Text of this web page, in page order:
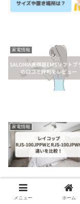
家電情報
家電情報
家電情報
メニュー ホーム